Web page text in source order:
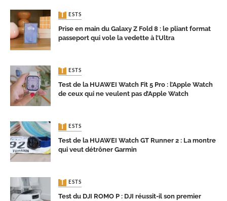
TESTS
Prise en main du Galaxy Z Fold 8 : le pliant format
passeport qui vole la vedette à l’Ultra
TESTS
Test de la HUAWEI Watch Fit 5 Pro : l’Apple Watch
de ceux qui ne veulent pas d’Apple Watch
TESTS
Test de la HUAWEI Watch GT Runner 2 : La montre
qui veut détrôner Garmin
TESTS
Test du DJI ROMO P : DJI réussit-il son premier